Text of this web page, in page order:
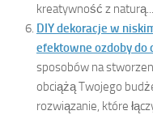
kreatywność z naturą....
DIY dekoracje w
efektowne ozdoby do
sposobów na
obciążą Twojego
rozwiązanie, które